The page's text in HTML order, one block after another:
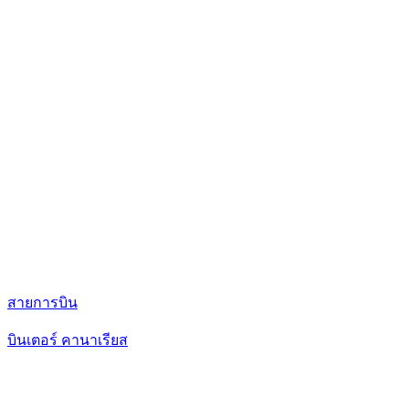
สายการบิน
บินเตอร์ คานาเรียส